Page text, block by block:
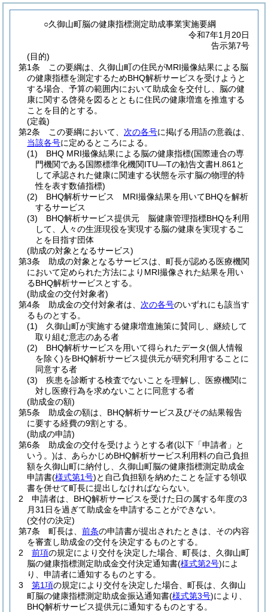
○久御山町脳の健康指標測定助成事業実施要綱
令和7年1月20日
告示第7号
(目的)
第1条
この要綱は、久御山町の住民がMRI撮像結果による脳
の健康指標を測定するためBHQ解析サービスを受けようと
する場合、予算の範囲内において助成金を交付し、脳の健
康に関する啓発を図るとともに住民の健康増進を推進する
ことを目的とする。
(定義)
第2条
この要綱において、 次の各号に掲げる用語の意義は、
当該各号に定めるところによる。
(1)
BHQ MRI撮像結果による脳の健康指標(国際連合の専
門機関である国際標準化機関ITU―Tの勧告文書H.861と
して承認された健康に関連する状態を示す脳の物理的特
性を表す数値指標)
(2)
BHQ解析サービス MRI撮像結果を用いてBHQを解析
するサービス
(3)
BHQ解析サービス提供元 脳健康管理指標BHQを利用
して、人々の生涯現役を実現する脳の健康を実現するこ
とを目指す団体
(助成の対象となるサービス)
第3条
助成の対象となるサービスは、町長が認める医療機関
において定められた方法によりMRI撮像された結果を用い
るBHQ解析サービスとする。
(助成金の交付対象者)
第4条
助成金の交付対象者は、 次の各号のいずれにも該当す
るものとする。
(1)
久御山町が実施する健康増進施策に賛同し、継続して
取り組む意志のある者
(2)
BHQ解析サービスを用いて得られたデータ(個人情報
を除く)をBHQ解析サービス提供元が研究利用することに
同意する者
(3)
疾患を診断する検査でないことを理解し、医療機関に
対し医療行為を求めないことに同意する者
(助成金の額)
第5条
助成金の額は、BHQ解析サービス及びその結果報告
に要する経費の9割とする。
(助成の申請)
第6条
助成金の交付を受けようとする者(以下「申請者」と
いう。)は、あらかじめBHQ解析サービス利用料の自己負担
額を久御山町に納付し、久御山町脳の健康指標測定助成金
申請書(様式第1号)と自己負担額を納めたことを証する領収
書を併せて町長に提出しなければならない。
2
申請者は、BHQ解析サービスを受けた日の属する年度の3
月31日を過ぎて助成金を申請することができない。
(交付の決定)
第7条
町長は、 前条の申請書が提出されたときは、その内容
を審査し助成金の交付を決定するものとする。
2
前項の規定により交付を決定した場合、町長は、久御山町
脳の健康指標測定助成金交付決定通知書(様式第2号)によ
り、申請者に通知するものとする。
3
第1項の規定により交付を決定した場合、町長は、久御山
町脳の健康指標測定助成金振込通知書(様式第3号)により、
BHQ解析サービス提供元に通知するものとする。